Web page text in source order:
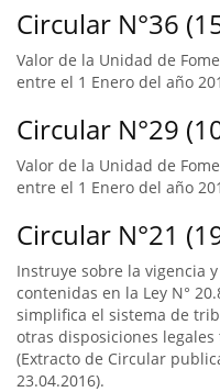
Circular N°36
Valor de la Unidad de
entre el 1 Enero del año
Circular N°29
Valor de la Unidad de
entre el 1 Enero del año
Circular N°21
Instruye sobre la vigencia
contenidas en la Ley N°
simplifica el sistema de
otras disposiciones
(Extracto de Circular
23.04.2016).